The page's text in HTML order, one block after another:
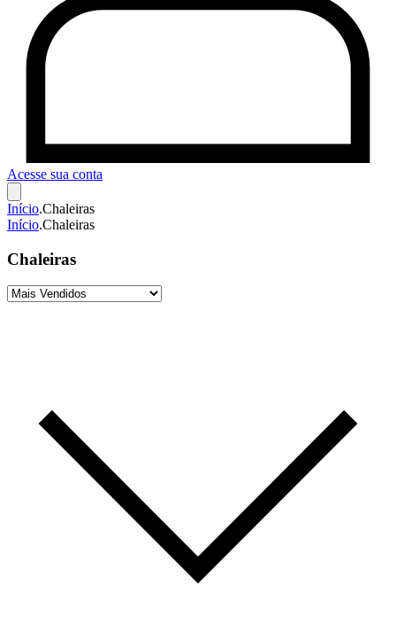
Acesse sua conta
Início.Chaleiras
Início.Chaleiras
Chaleiras